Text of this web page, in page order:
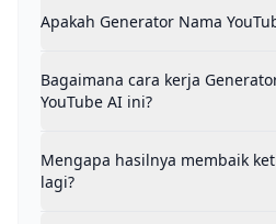
Ya. Generator Nama
Anda menjelaskan ide
Mengapa hasilnya membaik
Akankah generator
Tidak. Sistem secara aktif
Apakah Generator Nama
Bagaimana cara kerja
YouTube AI ini?
Mengapa hasilnya membaik
lagi?